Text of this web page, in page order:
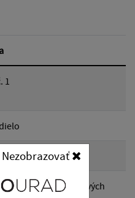
Nezobrazovať
1
zmluve
garážových vrát nových